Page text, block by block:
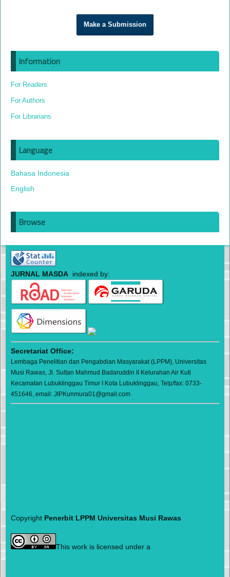
Make a Submission
Information
For Readers
For Authors
For Librarians
Language
Bahasa Indonesia
English
Browse
JURNAL MASDA indexed by:
Secretariat Office:
Lembaga Penelitian dan Pengabdian Masyarakat (LPPM), Universitas
Musi Rawas, Jl. Sultan Mahmud Badaruddin II Kelurahan Air Kuti
Kecamatan Lubuklinggau Timur I Kota Lubuklinggau, Telp/fax: 0733-
451646, email: JIPKunmura01@gmail.com
Copyright Penerbit LPPM Universitas Musi Rawas
This work is licensed under a